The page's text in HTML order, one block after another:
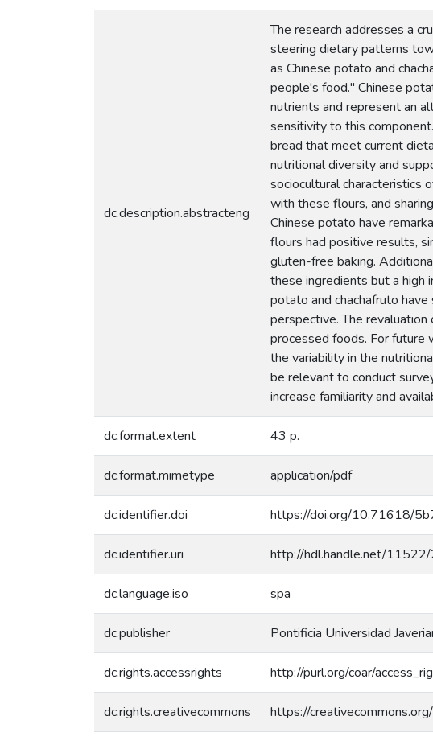
dc.description.abstracteng
The research addresses a
steering dietary patterns
as Chinese potato and
people's food." Chinese
nutrients and represent an
sensitivity to this
bread that meet current
nutritional diversity and
sociocultural characteristics
with these flours, and
Chinese potato have
flours had positive results,
gluten-free baking.
these ingredients but a high
potato and chachafruto
perspective. The
processed foods. For future
the variability in the
be relevant to conduct
increase familiarity and
dc.format.extent 43 p.
dc.format.mimetype application/pdf
dc.identifier.doi https://doi.org/10.71618/
dc.identifier.uri http://hdl.handle.net/
dc.language.iso spa
dc.publisher Pontificia Universidad
dc.rights.accessrights http://purl.org/coar/
dc.rights.creativecommons https://